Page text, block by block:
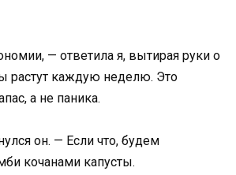
— ответила я, вытирая руки о
растут каждую неделю. Это
а не паника.
он. — Если что, будем
кочанами капусты.